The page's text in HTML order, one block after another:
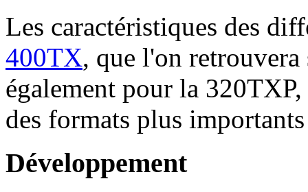
Les caractéristiques des
400TX, que l'on
également pour la
des formats plus
Développement